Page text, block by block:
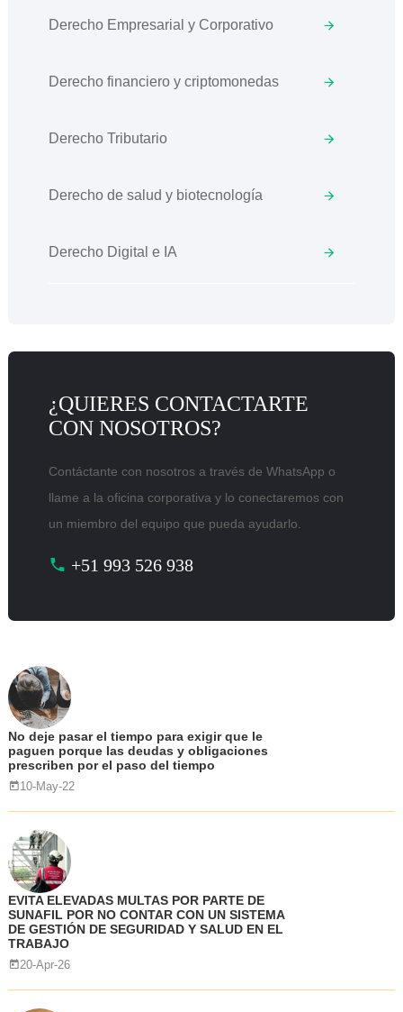
Derecho Empresarial y Corporativo
Derecho financiero y criptomonedas
Derecho Tributario
Derecho de salud y biotecnología
Derecho Digital e IA
¿QUIERES CONTACTARTE
CON NOSOTROS?
Contáctante con nosotros a través de WhatsApp o
llame a la oficina corporativa y lo conectaremos con
un miembro del equipo que pueda ayudarlo.
+51 993 526 938
No deje pasar el tiempo para exigir que le
paguen porque las deudas y obligaciones
prescriben por el paso del tiempo
10-May-22
EVITA ELEVADAS MULTAS POR PARTE DE
SUNAFIL POR NO CONTAR CON UN SISTEMA
DE GESTIÓN DE SEGURIDAD Y SALUD EN EL
TRABAJO
20-Apr-26